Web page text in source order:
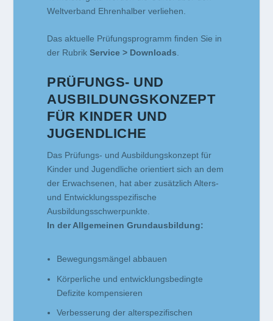
Weltverband Ehrenhalber verliehen.
Das aktuelle Prüfungsprogramm finden Sie in
der RubrikService > Downloads
PRÜFUNGS- UND
AUSBILDUNGSKONZEPT
FÜR KINDER UND
JUGENDLICHE
Das Prüfungs- und Ausbildungskonzept für
Kinder und Jugendliche orientiert sich an dem
der Erwachsenen, hat aber zusätzlich Alters-
und Entwicklungsspezifische
Ausbildungsschwerpunkte.
In der Allgemeinen Grundausbildung:
Bewegungsmängel abbauen
Körperliche und entwicklungsbedingte
Defizite kompensieren
Verbesserung der alterspezifischen